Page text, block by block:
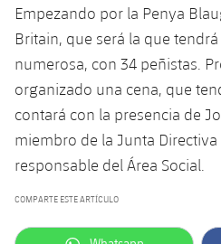
Jugadors
Palmarés
Historia
Clasificaciones
Infantil
Alevín
Actualidad
Calendario
Entradas
Resultados
Clasificaciones
Barça Atlètic
plusicon
más
Calendario
Resultados
Base
plusicon
más
Actualidad
Barça C
Campus Verano
PLUSICON
MÁS
Información general
plusicon
más
Empezando por la Penya
Britain, que será la que
numerosa, con 34 peñistas.
organizado una cena, que
contará con la presencia de
miembro de la Junta Directiva
responsable del Área Social.
COMPARTE ESTE ARTÍCULO